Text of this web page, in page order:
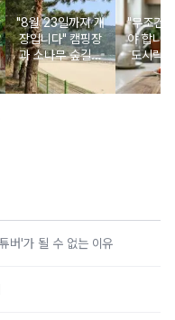
"8월 23일까지 개
장입니다" 캠핑장
과 소나무 숲길이
붙어있는 조용한
남해 해수욕장
"무조건
야 합니
도시락
마토 꼭
넣으면
버'가 될 수 없는 이유